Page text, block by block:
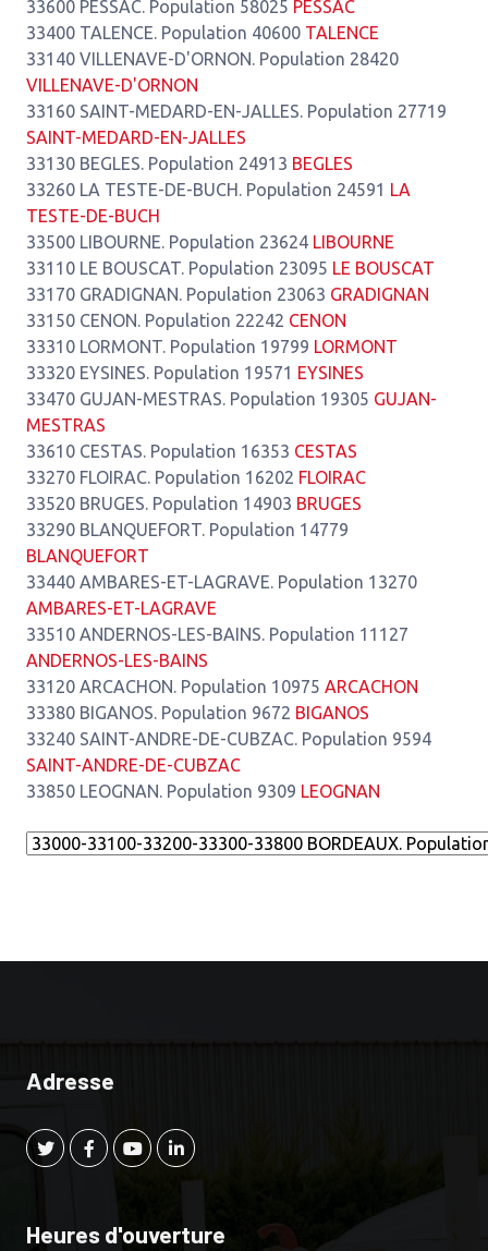
33600 PESSAC. Population 58025 PESSAC
33400 TALENCE. Population 40600 TALENCE
33140 VILLENAVE-D'ORNON. Population 28420
VILLENAVE-D'ORNON
33160 SAINT-MEDARD-EN-JALLES. Population 27719
SAINT-MEDARD-EN-JALLES
33130 BEGLES. Population 24913 BEGLES
33260 LA TESTE-DE-BUCH. Population 24591 LA
TESTE-DE-BUCH
33500 LIBOURNE. Population 23624 LIBOURNE
33110 LE BOUSCAT. Population 23095 LE BOUSCAT
33170 GRADIGNAN. Population 23063 GRADIGNAN
33150 CENON. Population 22242 CENON
33310 LORMONT. Population 19799 LORMONT
33320 EYSINES. Population 19571 EYSINES
33470 GUJAN-MESTRAS. Population 19305 GUJAN-
MESTRAS
33610 CESTAS. Population 16353 CESTAS
33270 FLOIRAC. Population 16202 FLOIRAC
33520 BRUGES. Population 14903 BRUGES
33290 BLANQUEFORT. Population 14779
BLANQUEFORT
33440 AMBARES-ET-LAGRAVE. Population 13270
AMBARES-ET-LAGRAVE
33510 ANDERNOS-LES-BAINS. Population 11127
ANDERNOS-LES-BAINS
33120 ARCACHON. Population 10975 ARCACHON
33380 BIGANOS. Population 9672 BIGANOS
33240 SAINT-ANDRE-DE-CUBZAC. Population 9594
SAINT-ANDRE-DE-CUBZAC
33850 LEOGNAN. Population 9309 LEOGNAN
Adresse
Heures d'ouverture